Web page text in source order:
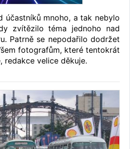
účastníků mnoho, a tak nebylo
zvítězilo téma jednoho nad
Patrně se nepodařilo dodržet
fotografům, které tentokrát
redakce velice děkuje.